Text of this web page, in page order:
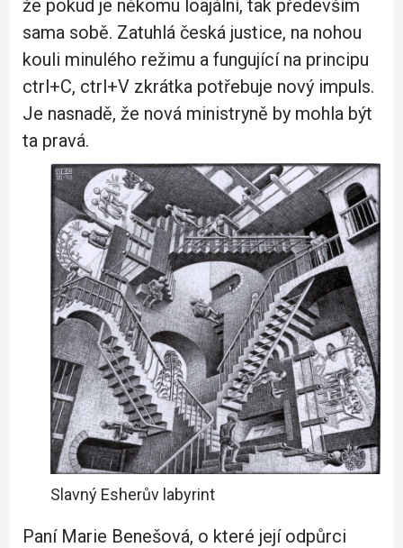
že pokud je někomu loajální, tak především
sama sobě. Zatuhlá česká justice, na nohou
kouli minulého režimu a fungující na principu
ctrl+C, ctrl+V zkrátka potřebuje nový impuls.
Je nasnadě, že nová ministryně by mohla být
ta pravá.
Slavný Esherův labyrint
Paní Marie Benešová, o které její odpůrci